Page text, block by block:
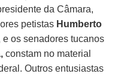
da Câmara,
petistas Humberto
e os senadores tucanos
constam no material
Outros entusiastas